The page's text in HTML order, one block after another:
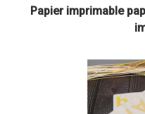
Papier imprimable